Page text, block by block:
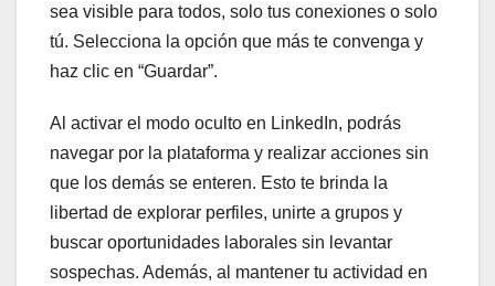
sea visible para todos, solo tus conexiones o solo
tú. Selecciona la opción que más te convenga y
haz clic en “Guardar”.
Al activar el modo oculto en LinkedIn, podrás
navegar por la plataforma y realizar acciones sin
que los demás se enteren. Esto te brinda la
libertad de explorar perfiles, unirte a grupos y
buscar oportunidades laborales sin levantar
sospechas. Además, al mantener tu actividad en